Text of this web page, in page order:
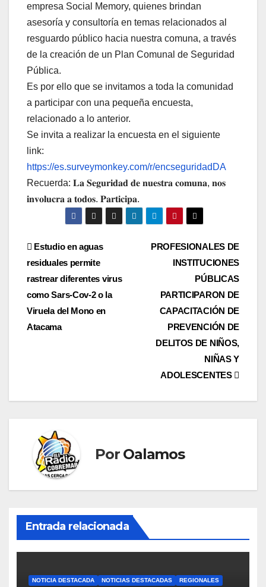
empresa Social Memory, quienes brindan
asesoría y consultoría en temas relacionados al
resguardo público hacia nuestra comuna, a través
de la creación de un Plan Comunal de Seguridad
Pública.
Es por ello que se invitamos a toda la comunidad
a participar con una pequeña encuesta,
relacionado a lo anterior.
Se invita a realizar la encuesta en el siguiente
link:
https://es.surveymonkey.com/r/encseguridadDA
Recuerda: 𝐋𝐚 𝐒𝐞𝐠𝐮𝐫𝐢𝐝𝐚𝐝 𝐝𝐞 𝐧𝐮𝐞𝐬𝐭𝐫𝐚 𝐜𝐨𝐦𝐮𝐧𝐚, 𝐧𝐨𝐬
𝐢𝐧𝐯𝐨𝐥𝐮𝐜𝐫𝐚 𝐚 𝐭𝐨𝐝𝐨𝐬. 𝐏𝐚𝐫𝐭𝐢𝐜𝐢𝐩𝐚.
Navegación
de
entradas
PROFESIONALES DE
INSTITUCIONES
PÚBLICAS
PARTICIPARON DE
CAPACITACIÓN DE
PREVENCIÓN DE
DELITOS DE NIÑOS,
NIÑAS Y
ADOLESCENTES
Estudio en aguas
residuales permite
rastrear diferentes virus
como Sars-Cov-2 o la
Viruela del Mono en
Atacama
Por Oalamos
Entrada relacionada
NOTICIA DESTACADA NOTICIAS DESTACADAS REGIONALES